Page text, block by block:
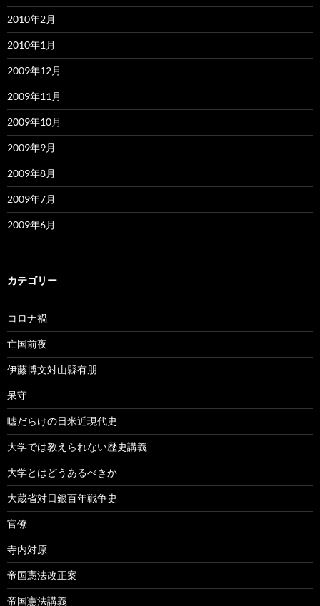
2010年2月
2010年1月
2009年12月
2009年11月
2009年10月
2009年9月
2009年8月
2009年7月
2009年6月
カテゴリー
コロナ禍
亡国前夜
伊藤博文対山縣有朋
呆守
嘘だらけの日米近現代史
大学では教えられない歴史講義
大学とはどうあるべきか
大蔵省対日銀百年戦争史
官僚
寺内対原
帝国憲法改正案
帝国憲法講義